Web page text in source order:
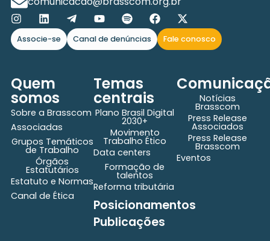
Associe-se Canal de denúncias Fale conosco
Quem
somos
Sobre a Brasscom
Associadas
Grupos Temáticos
de Trabalho
Órgãos
Estatutários
Estatuto e Normas
Canal de Ética
Temas
centrais
Plano Brasil Digital
2030+
Movimento
Trabalho Ético
Data centers
Formação de
talentos
Reforma tributária
Posicionamentos
Publicações
Notícias
Brasscom
Press Release
Associados
Press Release
Brasscom
Eventos